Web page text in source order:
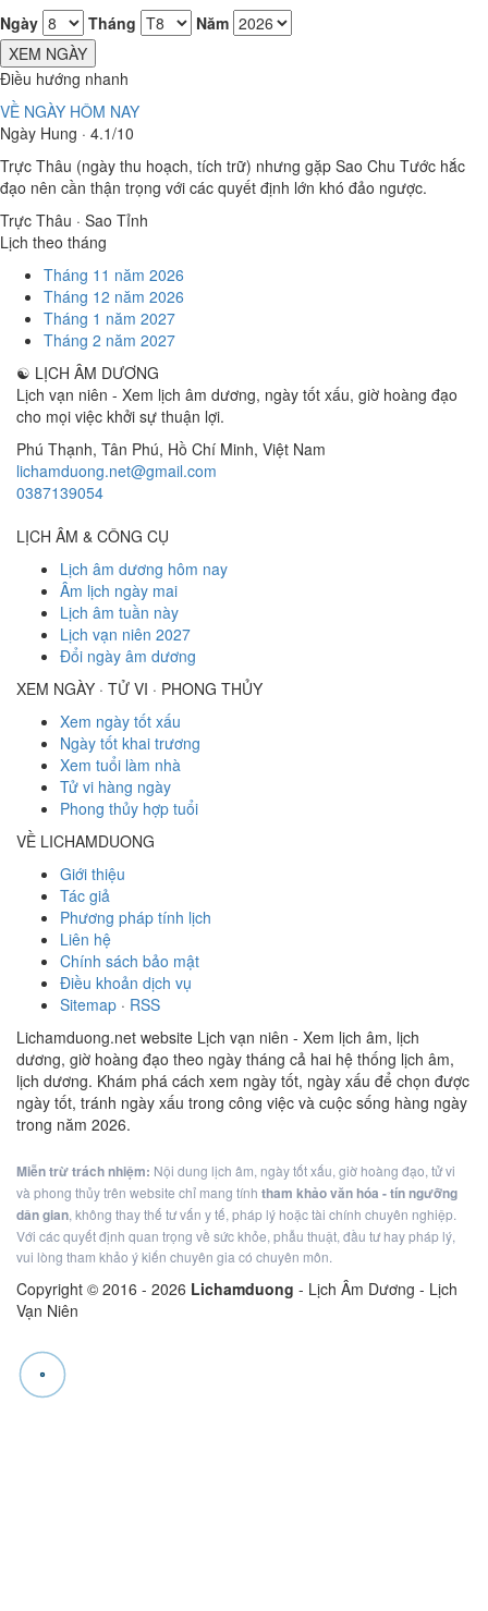
Ngày
Tháng
Năm
XEM NGÀY
Điều hướng nhanh
VỀ NGÀY HÔM NAY
Ngày Hung · 4.1/10
Trực Thâu (ngày thu hoạch, tích trữ) nhưng gặp Sao Chu Tước hắc
đạo nên cần thận trọng với các quyết định lớn khó đảo ngược.
Trực Thâu · Sao Tỉnh
Lịch theo tháng
Tháng 11 năm 2026
Tháng 12 năm 2026
Tháng 1 năm 2027
Tháng 2 năm 2027
☯ LỊCH ÂM DƯƠNG
Lịch vạn niên - Xem lịch âm dương, ngày tốt xấu, giờ hoàng đạo
cho mọi việc khởi sự thuận lợi.
Phú Thạnh, Tân Phú, Hồ Chí Minh, Việt Nam
lichamduong.net@gmail.com
0387139054
LỊCH ÂM & CÔNG CỤ
Lịch âm dương hôm nay
Âm lịch ngày mai
Lịch âm tuần này
Lịch vạn niên 2027
Đổi ngày âm dương
XEM NGÀY · TỬ VI · PHONG THỦY
Xem ngày tốt xấu
Ngày tốt khai trương
Xem tuổi làm nhà
Tử vi hàng ngày
Phong thủy hợp tuổi
VỀ LICHAMDUONG
Giới thiệu
Tác giả
Phương pháp tính lịch
Liên hệ
Chính sách bảo mật
Điều khoản dịch vụ
Sitemap · RSS
Lichamduong.net website Lịch vạn niên - Xem lịch âm, lịch
dương, giờ hoàng đạo theo ngày tháng cả hai hệ thống lịch âm,
lịch dương. Khám phá cách xem ngày tốt, ngày xấu để chọn được
ngày tốt, tránh ngày xấu trong công việc và cuộc sống hàng ngày
trong năm 2026.
Miễn trừ trách nhiệm: Nội dung lịch âm, ngày tốt xấu, giờ hoàng đạo, tử vi
và phong thủy trên website chỉ mang tính tham khảo văn hóa - tín ngưỡng
dân gian, không thay thế tư vấn y tế, pháp lý hoặc tài chính chuyên nghiệp.
Với các quyết định quan trọng về sức khỏe, phẫu thuật, đầu tư hay pháp lý,
vui lòng tham khảo ý kiến chuyên gia có chuyên môn.
Copyright © 2016 - 2026 Lichamduong - Lịch Âm Dương - Lịch
Vạn Niên